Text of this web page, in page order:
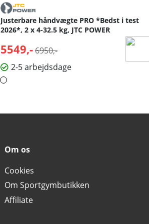
Justerbare håndvægte PRO *Bedst i test
2026*, 2 x 4-32.5 kg, JTC POWER
5549,- Normalpris:
6950,-
2-5 arbejdsdage
Om os
Cookies
Om Sportgymbutikken
Affiliate